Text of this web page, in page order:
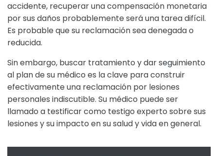
accidente, recuperar una compensación monetaria
por sus daños probablemente será una tarea difícil.
Es probable que su reclamación sea denegada o
reducida.
Sin embargo, buscar tratamiento y dar seguimiento
al plan de su médico es la clave para construir
efectivamente una reclamación por lesiones
personales indiscutible. Su médico puede ser
llamado a testificar como testigo experto sobre sus
lesiones y su impacto en su salud y vida en general.